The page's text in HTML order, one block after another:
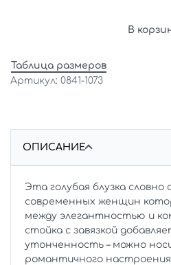
В
Таблица размеров
0841-1073
ОПИСАНИЕ
Эта голубая блузка словно
современных женщин
между элегантностью и
стойка с завязкой
утонченность – можно
романтичного